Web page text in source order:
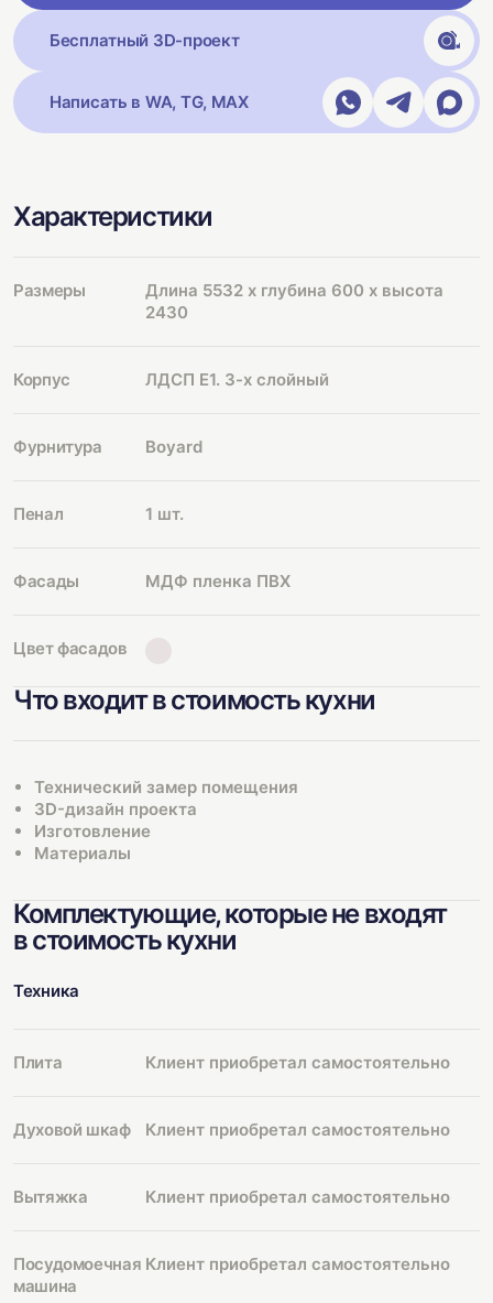
Бесплатный 3D-проект
Написать в WA, TG, MAX
Характеристики
Размеры
Длина 5532 х глубина 600 х высота
2430
Корпус ЛДСП Е1. 3-х слойный
Фурнитура Boyard
Пенал 1 шт.
Фасады МДФ пленка ПВХ
Цвет фасадов
Что входит в стоимость кухни
Технический замер помещения
3D-дизайн проекта
Изготовление
Материалы
Комплектующие, которые не входят
в стоимость кухни
Техника
Плита Клиент приобретал самостоятельно
Духовой шкаф Клиент приобретал самостоятельно
Вытяжка Клиент приобретал самостоятельно
Посудомоечная
машина
Клиент приобретал самостоятельно